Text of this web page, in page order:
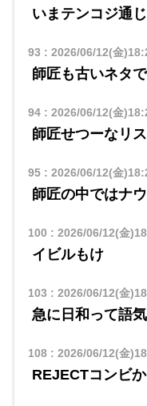
いまテンコジ通
93 : 2026/06/12(金
師匠も古いネタ
94: 2026/06/12(金
師匠せつーなリ
95: 2026/06/12(金
師匠の中ではナ
100 : 2026/06/12(金
イビルもけ
103 : 2026/06/12(金
急に日和って語
108: 2026/06/12(金
REJECTコンビか